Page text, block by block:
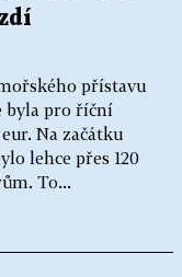
přístavu
byla pro říční
Na začátku
lehce přes 120
To...